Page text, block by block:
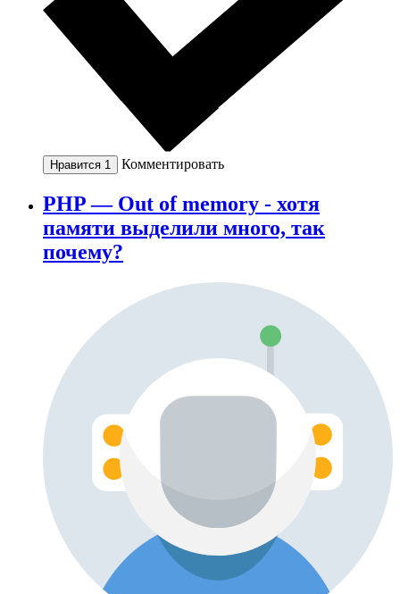
Нравится 1 Комментировать
PHP — Out of memory - хотя
памяти выделили много, так
почему?